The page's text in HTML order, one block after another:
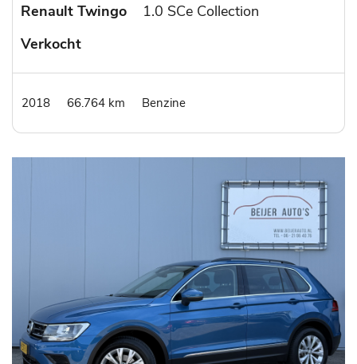
Renault Twingo
1.0 SCe Collection
Verkocht
2018 66.764 km Benzine